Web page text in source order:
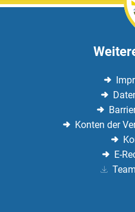
Konten der
E-